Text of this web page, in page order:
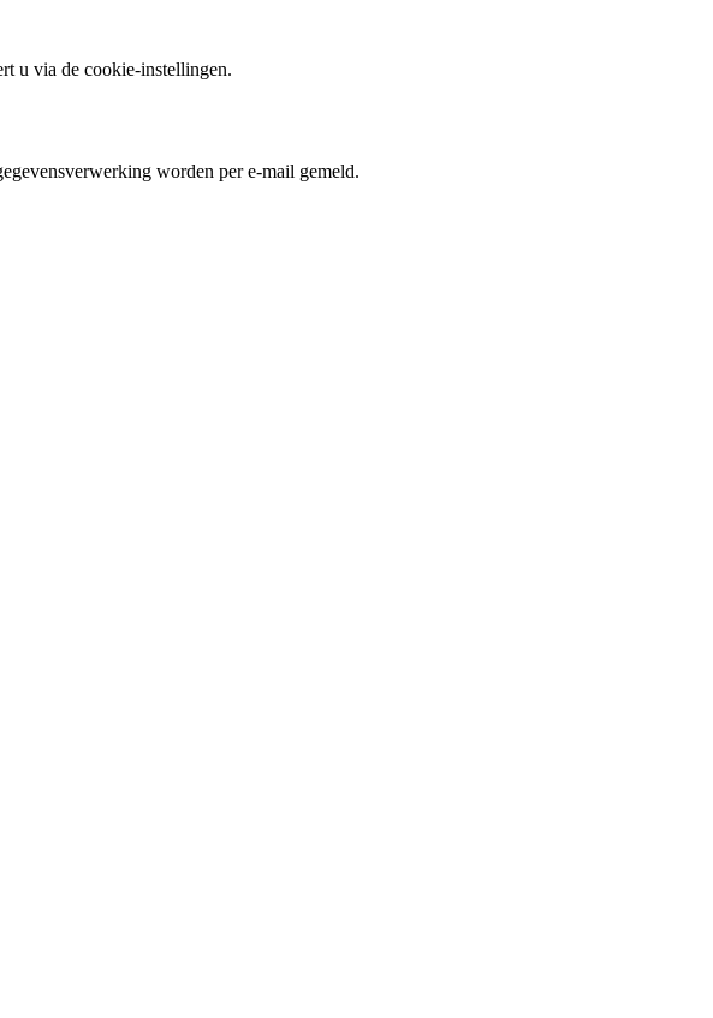
u via de cookie-instellingen.
worden per e-mail gemeld.